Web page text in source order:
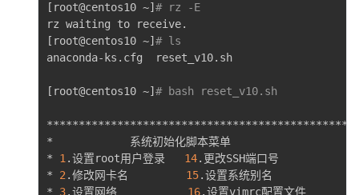
[ root@centos10 ~] # rz -E
[ root@centos10 ~] # ls
anaconda-ks.cfg  reset_v10.sh
[ root@centos10 ~] # bash reset_v10.sh
*            系统初始化脚本菜单
* 1.设置root用户登录 14.更改SSH端口号
* 2.修改网卡名 15.设置系统别名
* 3.设置网络 16.设置vimrc配置文件